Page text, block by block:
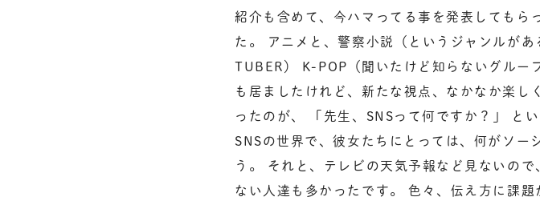
紹介も含めて、今ハマってる事を発表してもら
た。 アニメと、警察小説（というジャンルが
TUBER） K-POP（聞いたけど知らないグルー
も居ましたけれど、新たな視点、なかなか楽し
ったのが、 「先生、SNSって何ですか？」 と
SNSの世界で、彼女たちにとっては、何がソー
う。 それと、テレビの天気予報など見ないの
ない人達も多かったです。 色々、伝え方に課